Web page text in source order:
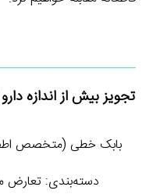
تجویز بیش از اندازه
بابک خطی (متخصص اطفال و
دسته‌بندی: تعارض